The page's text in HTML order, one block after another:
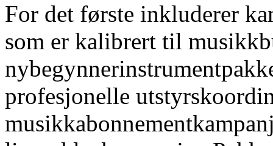
For det første inkluderer
som er kalibrert til
profesjonelle